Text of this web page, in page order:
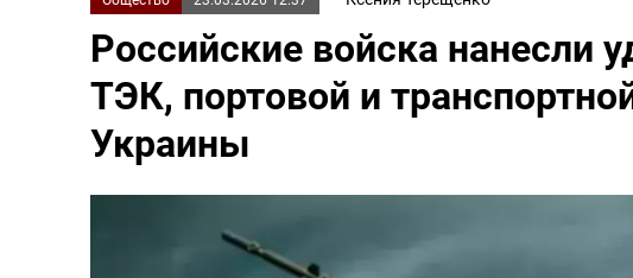
Российские войска нанесли
ТЭК, портовой и
Украины